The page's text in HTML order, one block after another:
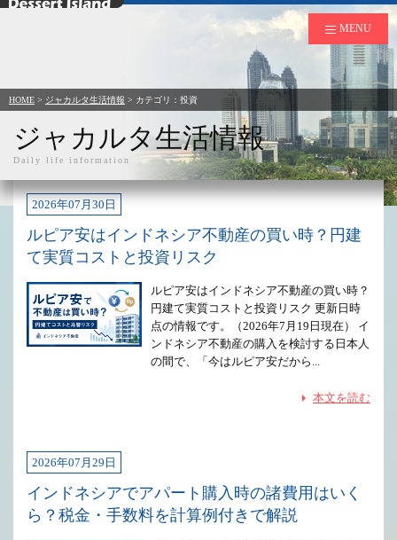
デザートアイランド
MENU
HOME > ジャカルタ生活情報 > カテゴリ：投資
ジャカルタ生活情報
Daily life information
2026年07月30日
ルピア安はインドネシア不動産の買い時？円建
て実質コストと投資リスク
ルピア安はインドネシア不動産の買い時？
円建て実質コストと投資リスク 更新日時
点の情報です。（2026年7月19日現在） イ
ンドネシア不動産の購入を検討する日本人
の間で、「今はルピア安だから...
本文を読む
2026年07月29日
インドネシアでアパート購入時の諸費用はいく
ら？税金・手数料を計算例付きで解説